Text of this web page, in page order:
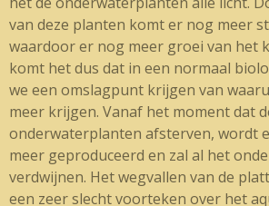
van deze planten komt er nog meer
waardoor er nog meer groei van het
komt het dus dat in een normaal
we een omslagpunt krijgen van
meer krijgen. Vanaf het moment dat
onderwaterplanten afsterven, wordt
meer geproduceerd en zal al het
verdwijnen. Het wegvallen van de
een zeer slecht voorteken over het